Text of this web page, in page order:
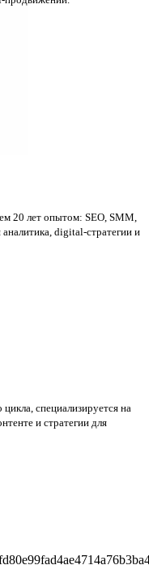
20 лет опытом: SEO, SMM,
digital-стратегии и
специализируется на
и стратегии для